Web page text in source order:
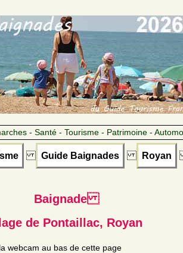
- Santé - Tourisme - Patrimoine -
Guide Baignades Royan
Baignade
de Pontaillac, Royan
webcam au bas de cette page